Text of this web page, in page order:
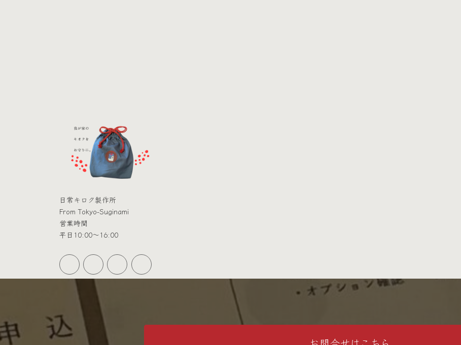
日常キロク製作所
From Tokyo-Suginami
営業時間
平日10:00～16:00